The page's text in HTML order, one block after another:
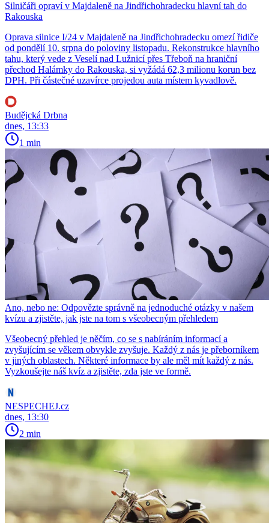
Silničáři opraví v Majdaleně na Jindřichohradecku hlavní tah do
Rakouska
Oprava silnice I/24 v Majdaleně na Jindřichohradecku omezí řidiče
od pondělí 10. srpna do poloviny listopadu. Rekonstrukce hlavního
tahu, který vede z Veselí nad Lužnicí přes Třeboň na hraniční
přechod Halámky do Rakouska, si vyžádá 62,3 milionu korun bez
DPH. Při částečné uzavírce projedou auta místem kyvadlově.
Budějcká Drbna
dnes, 13:33
1 min
Ano, nebo ne: Odpovězte správně na jednoduché otázky v našem
kvízu a zjistěte, jak jste na tom s všeobecným přehledem
Všeobecný přehled je něčím, co se s nabíráním informací a
zvyšujícím se věkem obvykle zvyšuje. Každý z nás je přeborníkem
v jiných oblastech. Některé informace by ale měl mít každý z nás.
Vyzkoušejte náš kvíz a zjistěte, zda jste ve formě.
NESPECHEJ.cz
dnes, 13:30
2 min